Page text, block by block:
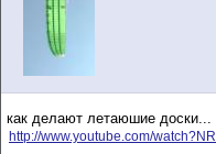
как делают летаюшие доски...
http://www.youtube.com/